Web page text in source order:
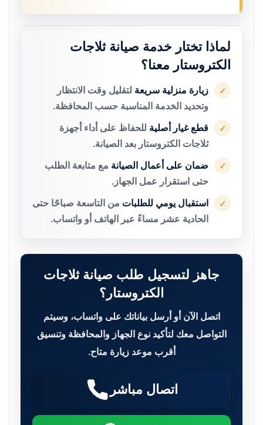
لماذا تختار خدمة صيانة ثلاجات
الكتروستار معنا؟
✓ زيارة منزلية سريعة لتقليل وقت الانتظار
وتحديد الخدمة المناسبة حسب المحافظة.
✓ قطع غيار أصلية للحفاظ على أداء أجهزة
ثلاجات الكتروستار بعد الصيانة.
✓ ضمان على أعمال الصيانة مع متابعة الطلب
حتى استقرار عمل الجهاز.
✓ استقبال يومي للطلبات من التاسعة صباحًا حتى
الحادية عشر مساءً عبر الهاتف أو واتساب.
جاهز لتسجيل طلب صيانة ثلاجات
الكتروستار؟
اتصل الآن أو أرسل بياناتك على واتساب، وسيتم
التواصل معك لتأكيد نوع الجهاز والمحافظة وتنسيق
أقرب موعد زيارة متاح.
اتصال مباشر